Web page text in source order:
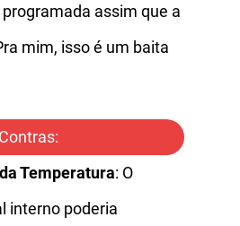
assim que a
mim, isso é um baita
Contras:
Temperatura: O
interno poderia